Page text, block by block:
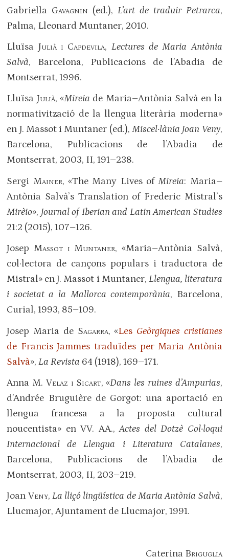
Gabriella Gavagnin (ed.), L’art de traduir Petrarca,
Palma, Lleonard Muntaner, 2010.
Lluïsa Julià i Capdevila, Lectures de Maria Antònia
Salvà, Barcelona, Publicacions de l’Abadia de
Montserrat, 1996.
Lluïsa Julià, «Mireia de Maria–Antònia Salvà en la
normativització de la llengua literària moderna»
en J. Massot i Muntaner (ed.),Miscel·lània Joan Veny,
Barcelona, Publicacions de l’Abadia de
Montserrat, 2003, II, 191–238.
Sergi Mainer, «The Many Lives ofMireia: Maria–
Antònia Salvà’s Translation of Frederic Mistral’s
Mirèio», Journal of Iberian and Latin American Studies
21:2 (2015), 107–126.
Josep Massot i Muntaner, «Maria–Antònia Salvà,
col·lectora de cançons populars i traductora de
Mistral» en J. Massot i Muntaner, Llengua, literatura
i societat a la Mallorca contemporània, Barcelona,
Curial, 1993, 85–109.
Josep Maria de Sagarra, «Les Geòrgiques cristianes
de Francis Jammes traduïdes per Maria Antònia
Salvà»,La Revista 64 (1918), 169–171.
Anna M. Velaz i Sicart, «Dans les ruines d’Ampurias,
d’Andrée Bruguière de Gorgot: una aportació en
llengua francesa a la proposta cultural
noucentista» en VV. AA.,Actes del Dotzè Col·loqui
Internacional de Llengua i Literatura Catalanes,
Barcelona, Publicacions de l’Abadia de
Montserrat, 2003, II, 203–219.
Joan Veny, La lliçó lingüística de Maria Antònia Salvà,
Llucmajor, Ajuntament de Llucmajor, 1991.
Caterina Briguglia